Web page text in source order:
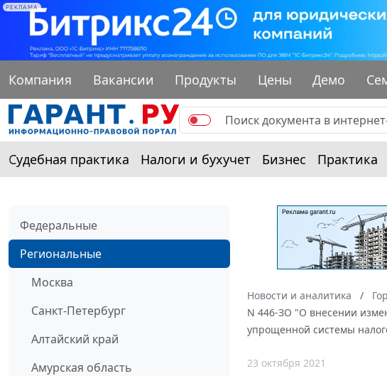
РЕКЛАМА
Компания Вакансии Продукты Цены Демо
Судебная практика Налоги и бухучет Бизнес Практика
Федеральные
Региональные
Москва
Санкт-Петербург
Алтайский край
Амурская область
Новости и аналитика
N 446-ЗО "О внесении
упрощенной системы
23 октября 2021